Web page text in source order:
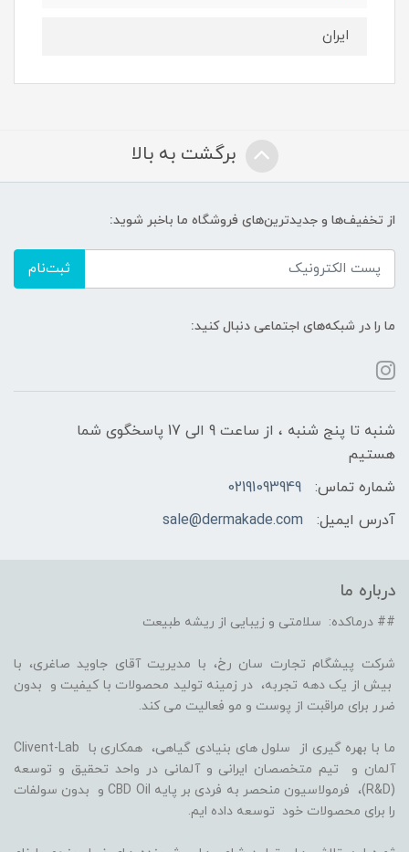
ایران
برگشت به بالا
از تخفیف‌ها و جدیدترین‌های فروشگاه ما باخبر شوید:
ثبت‌نام
ما را در شبکه‌های اجتماعی دنبال کنید:
شنبه تا پنج شنبه ، از ساعت 9 الی 17 پاسخگوی شما
هستیم
شماره تماس:
02191093949
آدرس ایمیل:
sale@dermakade.com
درباره ما
## درماکده: سلامتی و زیبایی از ریشه طبیعت
شرکت پیشگام تجارت سان رخ، با مدیریت آقای جاوید صاغری، با
بیش از یک دهه تجربه، در زمینه تولید محصولات با کیفیت و بدون
ضرر برای مراقبت از پوست و مو فعالیت می کند.
ما با بهره گیری از سلول های بنیادی گیاهی، همکاری با Clivent-Lab
آلمان و تیم متخصصان ایرانی و آلمانی در واحد تحقیق و توسعه
(R&D)، فرمولاسیون منحصر به فردی بر پایه CBD Oil و بدون سولفات
را برای محصولات خود توسعه داده ایم.